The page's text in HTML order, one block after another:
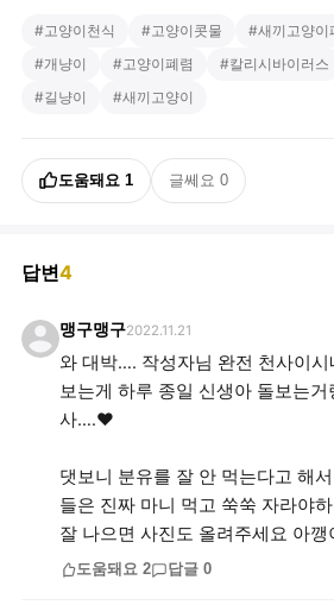
# 고양이천식 # 고양이콧물 #새끼고양이
#개냥이 # 고양이폐렴 #칼리시바이러스
#길냥이 #새끼고양이
도움돼요 1 글쎄요 0
답변4
맹구맹구2022.11.21
와 대박…. 작성자님 완전 천사이
보는게 하루 종일 신생아 돌보는거
사….❤️
댓보니 분유를 잘 안 먹는다고 해
들은 진짜 마니 먹고 쑥쑥 자라야
잘 나으면 사진도 올려주세요 아
도움돼요 2 답글 0